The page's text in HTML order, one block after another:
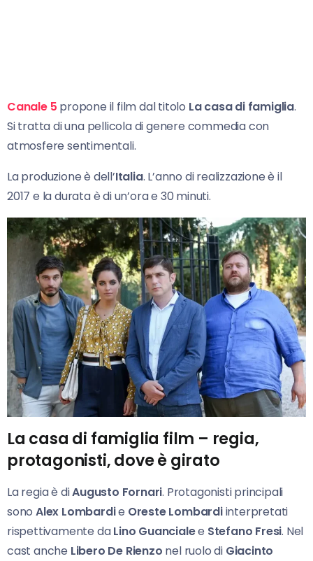
Canale 5 propone il film dal titolo La casa di famiglia.
Si tratta di una pellicola di genere commedia con
atmosfere sentimentali.
La produzione è dell’Italia. L’anno di realizzazione è il
2017 e la durata è di un’ora e 30 minuti.
La casa di famiglia film – regia,
protagonisti, dove è girato
La regia è diAugusto Fornari. Protagonisti principali
sono Alex Lombardie Oreste Lombardiinterpretati
rispettivamente daLino Guancialee Stefano Fresi. Nel
cast anche Libero De Rienzo nel ruolo di Giacinto